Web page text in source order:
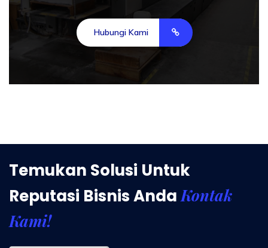
Hubungi Kami
Temukan Solusi Untuk
Reputasi Bisnis AndaKontak
Kami!